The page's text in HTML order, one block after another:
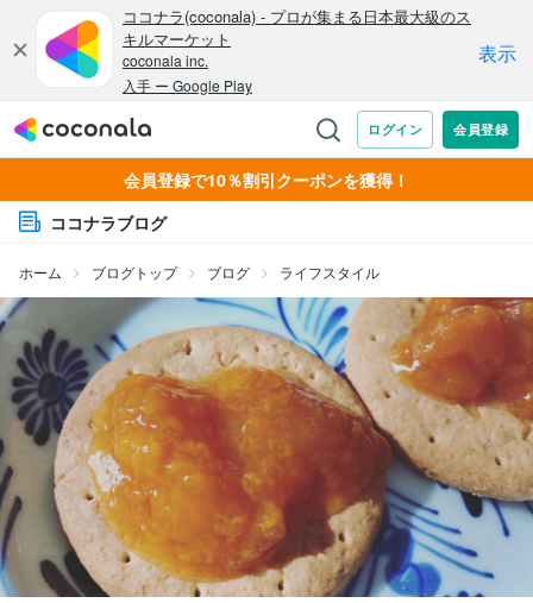
会員登録で10％割引クーポンを獲得！
ココナラブログ
ホーム ブログトップ ブログ ライフスタイル